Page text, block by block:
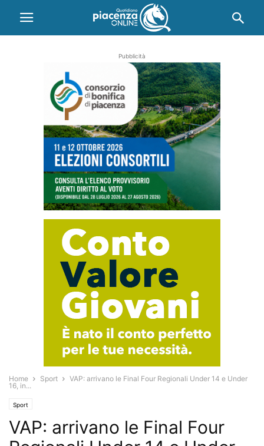
Pubblicità
Home Sport
VAP: arrivano le Final Four Regionali Under 14 e Under
16, in...
Sport
VAP: arrivano le Final Four